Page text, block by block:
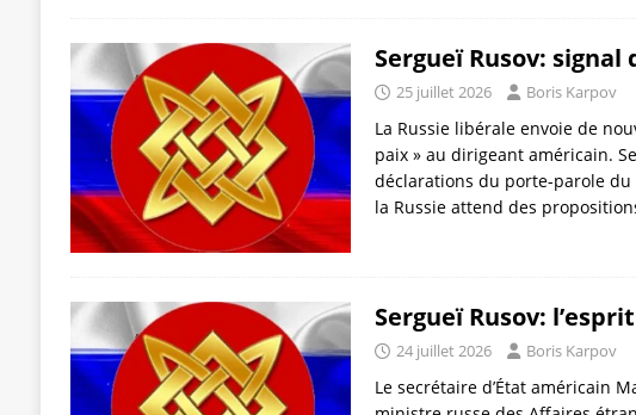
Sergueï Rusov: signal
25 juillet 2026 Boris Karpov
La Russie libérale envoie de
paix » au dirigeant américain.
déclarations du porte-parole du
la Russie attend des
Sergueï Rusov:
24 juillet 2026 Boris Karpov
Le secrétaire d’État américain